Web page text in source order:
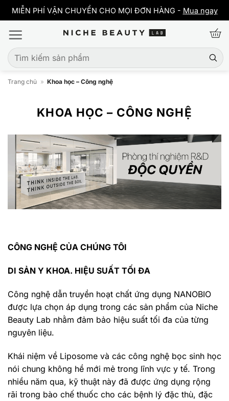
qua
nội
MIỄN PHÍ VẬN CHUYỂN CHO MỌI ĐƠN HÀNG - Mua ngay
Tìm
kiếm:
Trang chủ » Khoa học – Công nghệ
KHOA HỌC – CÔNG NGHỆ
CÔNG NGHỆ CỦA CHÚNG TÔI
DI SẢN Y KHOA. HIỆU SUẤT TỐI ĐA
Công nghệ dẫn truyền hoạt chất ứng dụng NANOBIO
được lựa chọn áp dụng trong các sản phẩm của Niche
Beauty Lab nhằm đảm bảo hiệu suất tối đa của từng
nguyên liệu.
Khái niệm về Liposome và các công nghệ bọc sinh học
nói chung không hề mới mẻ trong lĩnh vực y tế. Trong
nhiều năm qua, kỹ thuật này đã được ứng dụng rộng
rãi trong bào chế thuốc cho các bệnh lý đặc thù, đặc